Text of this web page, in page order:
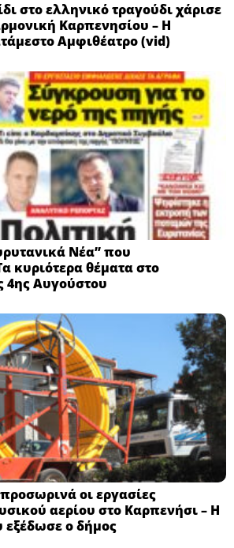
στο ελληνικό τραγούδι χάρισε
Καρπενησίου – Η
Αμφιθέατρο (vid)
Νέα” που
κυριότερα θέματα στο
4ης Αυγούστου
οι εργασίες
αερίου στο Καρπενήσι – Η
ο δήμος